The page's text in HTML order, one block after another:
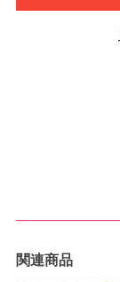
関連商品